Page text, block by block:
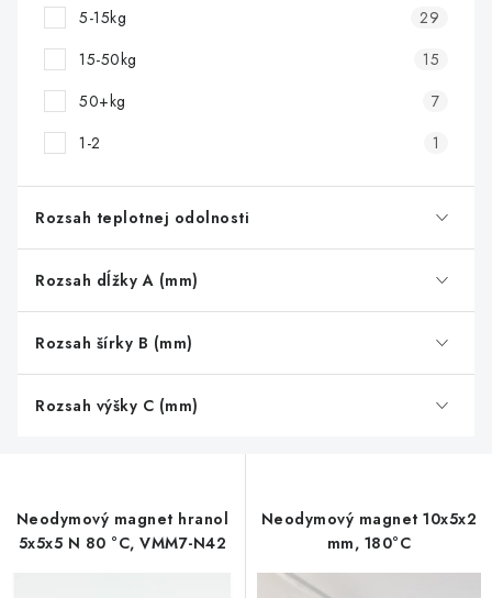
5-15kg
29
15-50kg
15
50+kg
7
1-2
1
Rozsah teplotnej odolnosti
Rozsah dĺžky A (mm)
Rozsah šírky B (mm)
Rozsah výšky C (mm)
Neodymový magnet hranol
5x5x5 N 80 °C, VMM7-N42
Neodymový magnet 10x5x2
mm, 180°C